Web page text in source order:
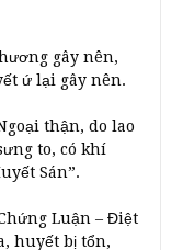
gây nên,
ứ lại gây nên.
thận, do lao
to, có khí
Sán”.
Luận – Điệt
huyết bị tổn,